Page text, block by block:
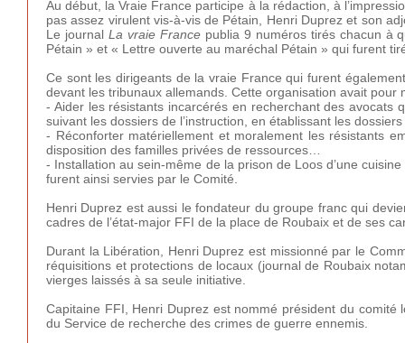
Au début, la Vraie France participe à la rédaction, à
pas assez virulent vis-à-vis de Pétain, Henri Duprez et son
Le journal La vraie Francepublia 9 numéros tirés chacun à
Pétain » et « Lettre ouverte au maréchal Pétain » qui furent
Ce sont les dirigeants de la vraie France qui furent
devant les tribunaux allemands. Cette organisation avait pour
- Aider les résistants incarcérés en recherchant des
suivant les dossiers de l’instruction, en établissant les
- Réconforter matériellement et moralement les résistants
disposition des familles privées de ressources…
- Installation au sein-même de la prison de Loos d’une
furent ainsi servies par le Comité.
Henri Duprez est aussi le fondateur du groupe franc qui
cadres de l’état-major FFI de la place de Roubaix et de ses
Durant la Libération, Henri Duprez est missionné par le
réquisitions et protections de locaux (journal de Roubaix
vierges laissés à sa seule initiative.
Capitaine FFI, Henri Duprez est nommé président du
du Service de recherche des crimes de guerre ennemis.